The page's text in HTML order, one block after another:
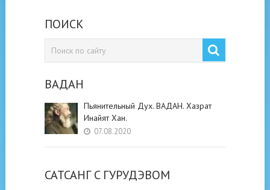
ПОИСК
ВАДАН
Пьянительный Дух. ВАДАН. Хазрат
Инайят Хан.
07.08.2020
САТСАНГ C ГУРУДЭВОМ